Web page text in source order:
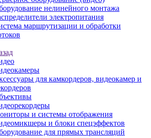
нелинейного монтажа
электропитания
маршрутизации и обработки
для камкордеров, видеокамер и
и системы отображения
и блоки спецэффектов
для прямых трансляций